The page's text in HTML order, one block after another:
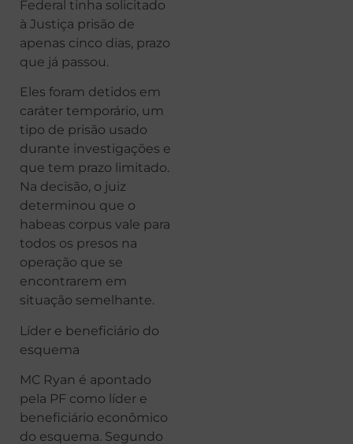
Federal tinha solicitado
à Justiça prisão de
apenas cinco dias, prazo
que já passou.
Eles foram detidos em
caráter temporário, um
tipo de prisão usado
durante investigações e
que tem prazo limitado.
Na decisão, o juiz
determinou que o
habeas corpus vale para
todos os presos na
operação que se
encontrarem em
situação semelhante.
Líder e beneficiário do
esquema
MC Ryan é apontado
pela PF como líder e
beneficiário econômico
do esquema. Segundo